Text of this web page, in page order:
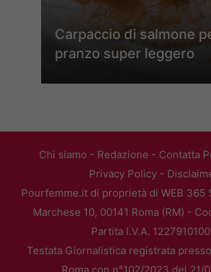
Carpaccio di salmone
pranzo super leggero
Chi siamo - Redazione - Contatta
Privacy Policy-
Pourfemme.it di proprietà di WEB 365
Marchese 10, 00141 Roma (RM) -
Partita I.V.A.
Testata Giornalistica registrata